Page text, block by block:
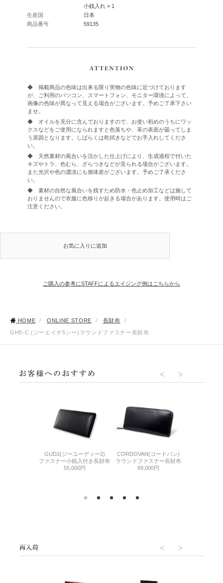
小銭入れ × 1
生産国
日本
商品番号
59135
◆ 掲載商品の色味は出来る限り実物の色味に近づけております
が、ご利用のパソコン、スマートフォン、モニター環境によって、
画像の色味が異なって見える場合がございます。予めご了承下さい
ませ。
◆ オイルを充分に含んでおりますので、お使い初めのうちにワッ
クスなどをご使用になられますと色落ちや、革の表面が曇ってしま
う原因となります。しばらくは乾拭きなどでお手入れしてくださ
い。
◆ 天然素材の風合いを活かした仕上げにより、生成過程で付いた
キズやトラ、色むら、ざらつきなどが見られる場合がございます。
また光沢や色の濃淡にも個体差がございます。予めご了承くださ
い。
◆ 素材の自然な風合いを残すため防水・色止め加工などは施して
おりませんので衣服に色移りが起きる場合があります。使用時はご
注意ください。
お気に入りに追加
ご購入の参考にSTAFFによるエイジング例はこちらから
HOME / ONLINE STORE / 長財布
/
GH5-C (ジーエイチ5シー)ラウンドファスナー長財布
GUD2(ジーユーディー2)
ファスナー小銭入付き長財布
55,000円
CORDOVAN(コードバン)
ラウンドファスナー長財布
99,000円